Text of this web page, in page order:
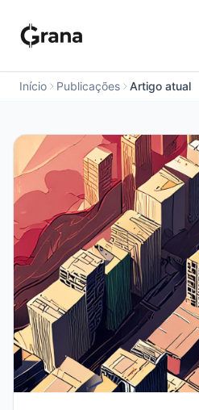
Início Publicações Artigo atual